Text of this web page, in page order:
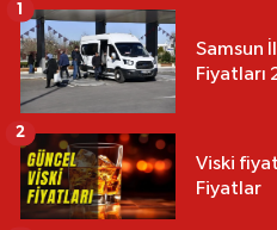
Samsun
1
Viski
Fiyatlar
2